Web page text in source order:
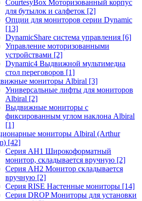
CourtesyBox Моторизованный корпус
для бутылок и салфеток [2]
Опции для мониторов серии Dynamic
[13]
DynamicShare система управления [6]
Управление моторизованными
устройствами [2]
Dynamic4 Выдвижной мультимедиа
стол переговоров [1]
мониторы Albiral [3]
Универсальные лифты для мониторов
Albiral [2]
Выдвижные мониторы с
фиксированным углом наклона Albiral
[1]
мониторы Albiral (Arthur
[42]
Серия AH1 Широкоформатный
монитор, складывается вручную [2]
Серия AH2 Монитор складывается
вручную [2]
Серия RISE Настенные мониторы [14]
Серия DROP Мониторы для установки